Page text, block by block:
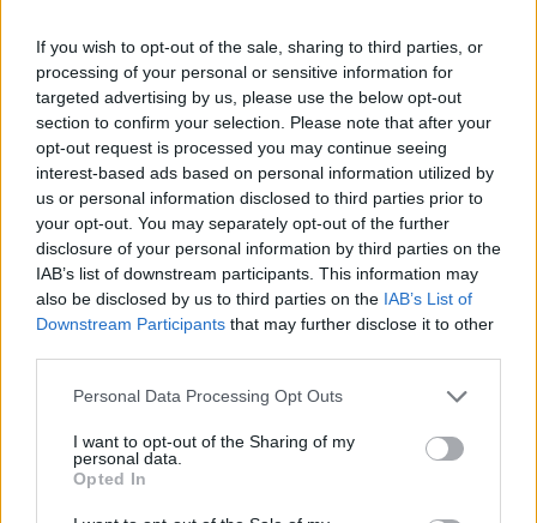
If you wish to opt-out of the sale, sharing to third parties, or
processing of your personal or sensitive information for
targeted advertising by us, please use the below opt-out
section to confirm your selection. Please note that after your
opt-out request is processed you may continue seeing
interest-based ads based on personal information utilized by
us or personal information disclosed to third parties prior to
your opt-out. You may separately opt-out of the further
disclosure of your personal information by third parties on the
IAB’s list of downstream participants. This information may
also be disclosed by us to third parties on the IAB’s List of
Downstream Participants that may further disclose it to other
Personal Data Processing Opt Outs
I want to opt-out of the Sharing of my
personal data.
Opted In
Hasznos
Impresszum
Szerzői jogok
Adatvédelmi tájékoztató
Cookie-kezelési tájékoztató
Hozzászólási szabályzat
Nyomtatott lapjaink archívuma
Székely Hírmondó archívuma